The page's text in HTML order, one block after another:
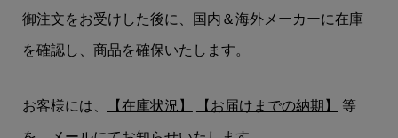
御注文をお受けした後に、国内＆海外メーカーに在庫
を確認し、商品を確保いたします。
お客様には、 【在庫状況】 【お届けまでの納期】 等